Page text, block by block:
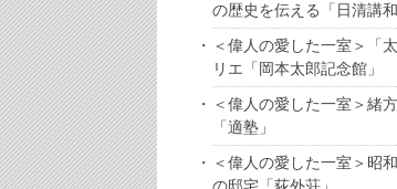
の歴史を伝える「日清講和
＜偉人の愛した一室＞「
リエ「岡本太郎記念館」
＜偉人の愛した一室＞緒
「適塾」
＜偉人の愛した一室＞昭